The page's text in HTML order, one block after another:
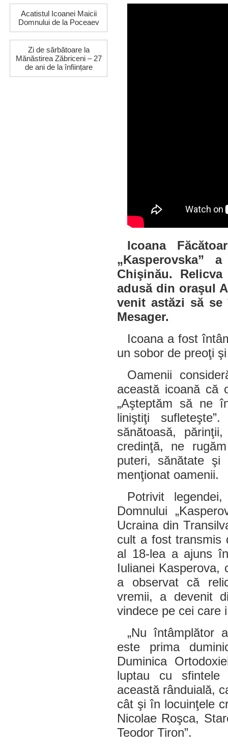
Acatistul Icoanei Maicii
Domnului de la Poceaev
Zi de sărbătoare la
Mănăstirea Zăbriceni – 27
de ani de la înființare
Icoana
„Kasperovska”
Chişinău.
adusă din oraşul
venit astăzi să
Mesager.
Icoana a fost
un sobor de preoţi
Oamenii
această icoană că
„Aşteptăm să ne
liniştiţi
sănătoasă,
credinţă, ne
puteri, sănătate şi
menţionat oamenii.
Potrivit
Domnului
Ucraina din
cult a fost transmis
al 18-lea a ajuns
Iulianei Kasperova,
a observat că
vremii, a devenit
vindece pe cei care
„Nu întâmplător
este prima
Duminica
luptau cu sfintele
această rânduială,
cât şi în locuinţele
Nicolae Roşca,
Teodor Tiron”.